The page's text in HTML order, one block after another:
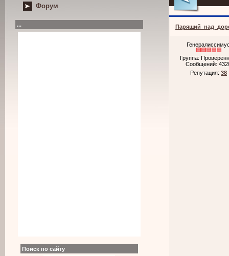
Форум
...
Поиск по сайту
Группа:
Сообщений:
Репутация: 38